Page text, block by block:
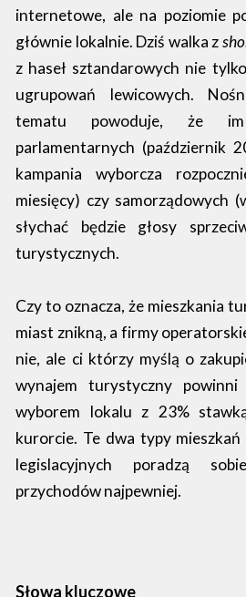
internetowe, ale na poziomie
głównie lokalnie. Dziś walka z
z haseł sztandarowych nie
ugrupowań lewicowych.
tematu powoduje, że
parlamentarnych (październik
kampania wyborcza
miesięcy) czy samorządowych
słychać będzie głosy
turystycznych.
Czy to oznacza, że mieszkania
miast znikną, a firmy
nie, ale ci którzy myślą o
wynajem turystyczny
wyborem lokalu z 23%
kurorcie. Te dwa typy mieszkań
legislacyjnych poradzą
przychodów najpewniej.
Słowa kluczowe